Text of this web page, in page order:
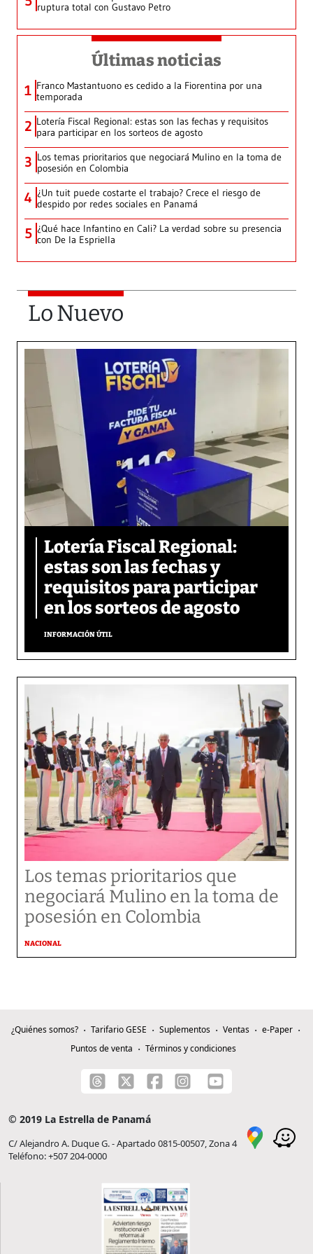
ruptura total con Gustavo Petro
Últimas noticias
1 Franco Mastantuono es cedido a la Fiorentina por una
temporada
2 Lotería Fiscal Regional: estas son las fechas y requisitos
para participar en los sorteos de agosto
3 Los temas prioritarios que negociará Mulino en la toma de
posesión en Colombia
4 ¿Un tuit puede costarte el trabajo? Crece el riesgo de
despido por redes sociales en Panamá
5 ¿Qué hace Infantino en Cali? La verdad sobre su presencia
con De la Espriella
Lo Nuevo
Lotería Fiscal Regional:
estas son las fechas y
requisitos para participar
en los sorteos de agosto
INFORMACIÓN ÚTIL
Los temas prioritarios que
negociará Mulino en la toma de
posesión en Colombia
NACIONAL
¿Quiénes somos? Tarifario GESE Suplementos Ventas
e-Paper
Puntos de venta
Términos y condiciones
© 2019 La Estrella de Panamá
C/ Alejandro A. Duque G. - Apartado 0815-00507, Zona 4
Teléfono: +507 204-0000